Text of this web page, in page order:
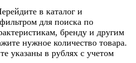
в каталог и
для поиска по
бренду и другим
нужное количество товара.
указаны в рублях с учетом